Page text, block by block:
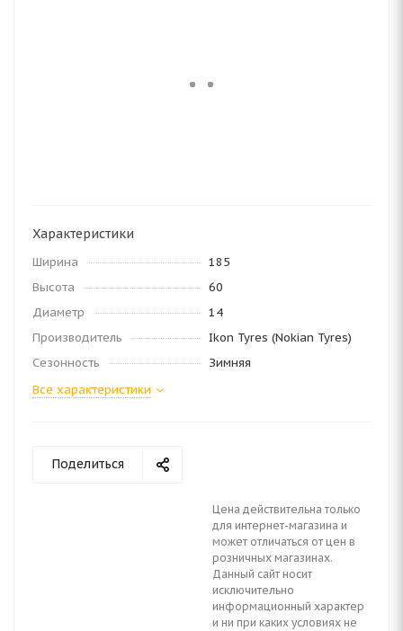
Характеристики
Ширина
185
Высота
60
Диаметр
14
Производитель
Ikon Tyres (Nokian Tyres)
Сезонность
Зимняя
Все характеристики
Поделиться
Цена действительна только
для интернет-магазина и
может отличаться от цен в
розничных магазинах.
Данный сайт носит
исключительно
информационный характер
и ни при каких условиях не